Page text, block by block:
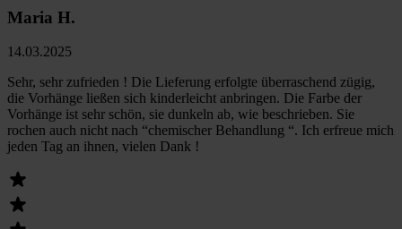
Maria H.
14.03.2025
Sehr, sehr zufrieden ! Die Lieferung erfolgte überraschend zügig,
die Vorhänge ließen sich kinderleicht anbringen. Die Farbe der
Vorhänge ist sehr schön, sie dunkeln ab, wie beschrieben. Sie
rochen auch nicht nach “chemischer Behandlung “. Ich erfreue mich
jeden Tag an ihnen, vielen Dank !